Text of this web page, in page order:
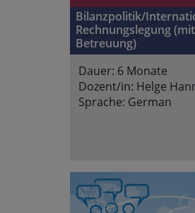
Bilanzpolitik/
Rechnungslegung (mit
Betreuung)
Dauer: 6 Monate
Dozent/in: Helge
Sprache: German